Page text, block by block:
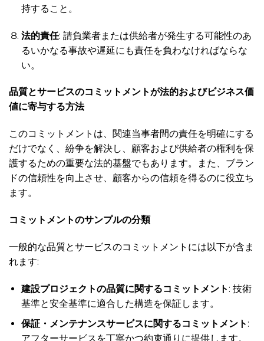
持すること。
法的責任: 請負業者または供給者が発生する可能性のあ
るいかなる事故や遅延にも責任を負わなければならな
い。
品質とサービスのコミットメントが法的およびビジネス価
値に寄与する方法
このコミットメントは、関連当事者間の責任を明確にする
だけでなく、紛争を解決し、顧客および供給者の権利を保
護するための重要な法的基盤でもあります。また、ブラン
ドの信頼性を向上させ、顧客からの信頼を得るのに役立ち
ます。
コミットメントのサンプルの分類
一般的な品質とサービスのコミットメントには以下が含ま
れます:
建設プロジェクトの品質に関するコミットメント : 技術
基準と安全基準に適合した構造を保証します。
保証・メンテナンスサービスに関するコミットメント :
アフターサービスを丁寧かつ約束通りに提供します。